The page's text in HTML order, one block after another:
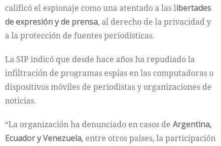
calificó el espionaje como una atentado a las libertades
de expresión y de prensa, al derecho de la privacidad y
a la protección de fuentes periodísticas.
La SIP indicó que desde hace años ha repudiado la
infiltración de programas espías en las computadoras o
dispositivos móviles de periodistas y organizaciones de
noticias.
“La organización ha denunciado en casos de Argentina,
Ecuador y Venezuela, entre otros países, la participación